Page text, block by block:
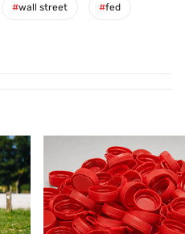
#wall street #fed